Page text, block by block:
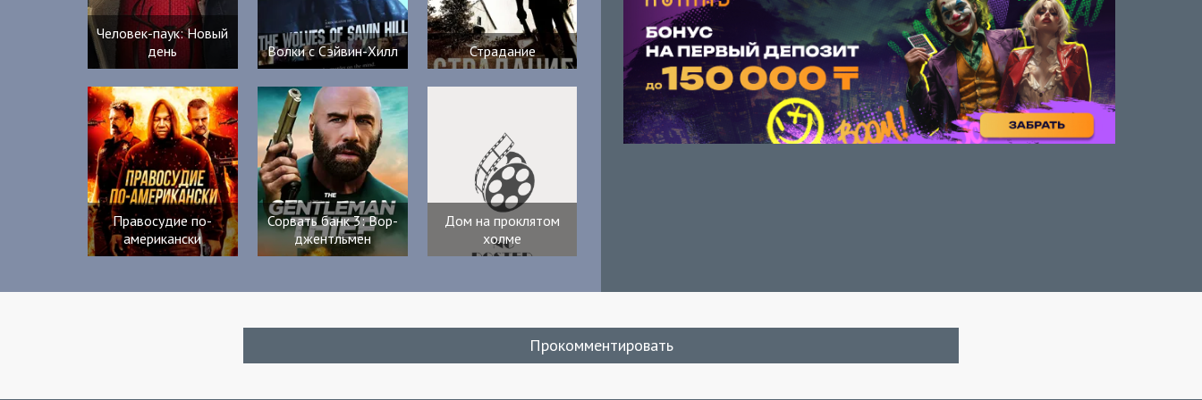
Человек-паук: Новый
день
Волки с Сэйвин-Хилл Страдание
Правосудие по-
американски
Сорвать банк 3: Вор-
джентльмен
Дом на проклятом
холме
Прокомментировать